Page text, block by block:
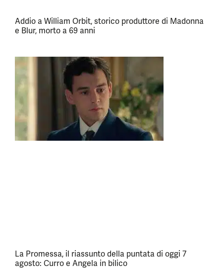
Addio a William Orbit, storico produttore di Madonna
e Blur, morto a 69 anni
La Promessa, il riassunto della puntata di oggi 7
agosto: Curro e Angela in bilico